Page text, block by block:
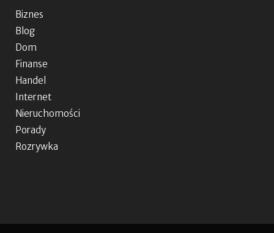
Biznes
Blog
Dom
Finanse
Handel
Internet
Nieruchomości
Porady
Rozrywka